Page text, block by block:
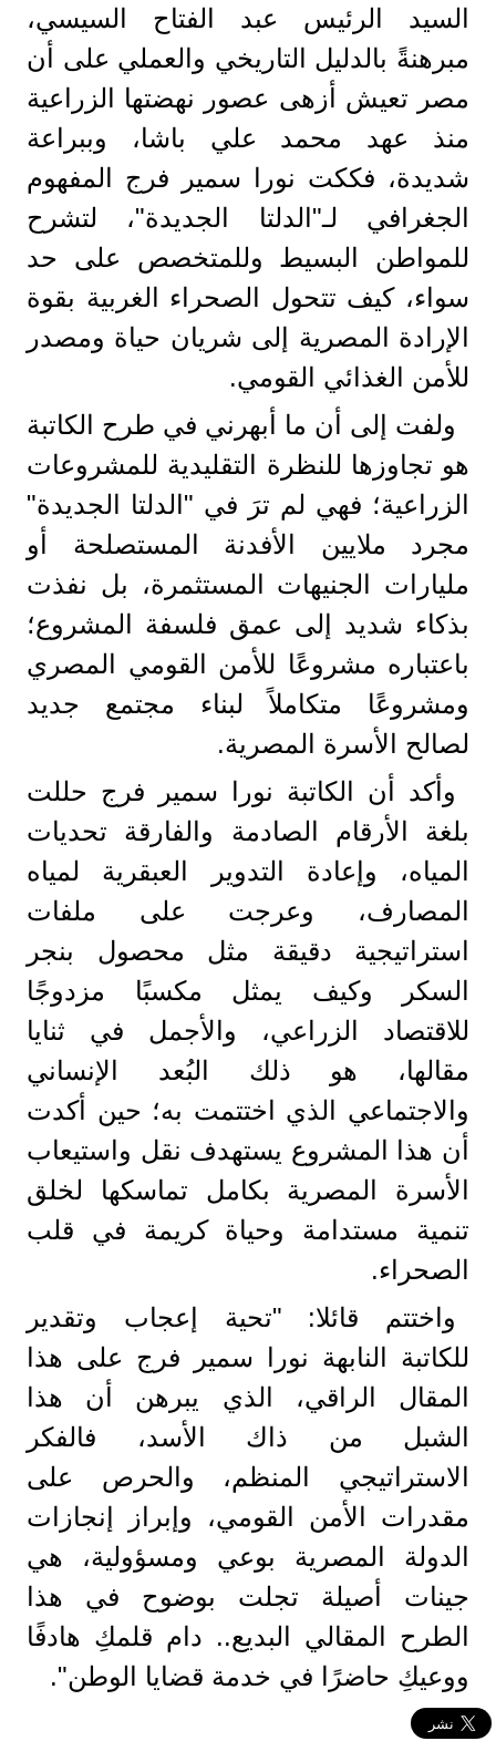
السيد الرئيس عبد الفتاح السيسي،
مبرهنةً بالدليل التاريخي والعملي على أن
مصر تعيش أزهى عصور نهضتها الزراعية
منذ عهد محمد علي باشا، وببراعة
شديدة، فككت نورا سمير فرج المفهوم
الجغرافي لـ"الدلتا الجديدة"، لتشرح
للمواطن البسيط وللمتخصص على حد
سواء، كيف تتحول الصحراء الغربية بقوة
الإرادة المصرية إلى شريان حياة ومصدر
للأمن الغذائي القومي.
ولفت إلى أن ما أبهرني في طرح الكاتبة
هو تجاوزها للنظرة التقليدية للمشروعات
الزراعية؛ فهي لم ترَ في "الدلتا الجديدة"
مجرد ملايين الأفدنة المستصلحة أو
مليارات الجنيهات المستثمرة، بل نفذت
بذكاء شديد إلى عمق فلسفة المشروع؛
باعتباره مشروعًا للأمن القومي المصري
ومشروعًا متكاملاً لبناء مجتمع جديد
لصالح الأسرة المصرية.
وأكد أن الكاتبة نورا سمير فرج حللت
بلغة الأرقام الصادمة والفارقة تحديات
المياه، وإعادة التدوير العبقرية لمياه
المصارف، وعرجت على ملفات
استراتيجية دقيقة مثل محصول بنجر
السكر وكيف يمثل مكسبًا مزدوجًا
للاقتصاد الزراعي، والأجمل في ثنايا
مقالها، هو ذلك البُعد الإنساني
والاجتماعي الذي اختتمت به؛ حين أكدت
أن هذا المشروع يستهدف نقل واستيعاب
الأسرة المصرية بكامل تماسكها لخلق
تنمية مستدامة وحياة كريمة في قلب
الصحراء.
واختتم قائلا: "تحية إعجاب وتقدير
للكاتبة النابهة نورا سمير فرج على هذا
المقال الراقي، الذي يبرهن أن هذا
الشبل من ذاك الأسد، فالفكر
الاستراتيجي المنظم، والحرص على
مقدرات الأمن القومي، وإبراز إنجازات
الدولة المصرية بوعي ومسؤولية، هي
جينات أصيلة تجلت بوضوح في هذا
الطرح المقالي البديع.. دام قلمكِ هادفًا
ووعيكِ حاضرًا في خدمة قضايا الوطن".